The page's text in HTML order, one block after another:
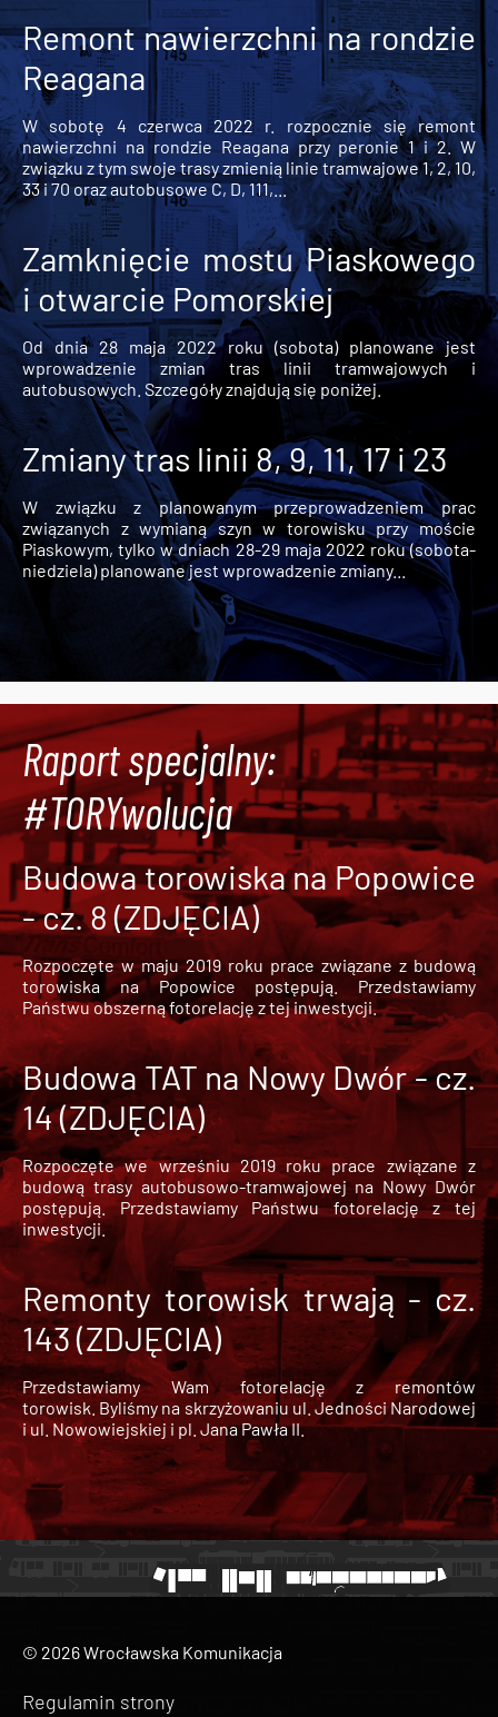
Remont nawierzchni na rondzie
Reagana
W sobotę 4 czerwca 2022 r. rozpocznie się remont
nawierzchni na rondzie Reagana przy peronie 1 i 2. W
związku z tym swoje trasy zmienią linie tramwajowe 1, 2, 10,
33 i 70 oraz autobusowe C, D, 111,...
Zamknięcie mostu Piaskowego
i otwarcie Pomorskiej
Od dnia 28 maja 2022 roku (sobota) planowane jest
wprowadzenie zmian tras linii tramwajowych i
autobusowych. Szczegóły znajdują się poniżej.
Zmiany tras linii 8, 9, 11, 17 i 23
W związku z planowanym przeprowadzeniem prac
związanych z wymianą szyn w torowisku przy moście
Piaskowym, tylko w dniach 28-29 maja 2022 roku (sobota-
niedziela) planowane jest wprowadzenie zmiany...
Raport specjalny:
#TORYwolucja
Budowa torowiska na Popowice
- cz. 8 (ZDJĘCIA)
Rozpoczęte w maju 2019 roku prace związane z budową
torowiska na Popowice
postępują. Przedstawiamy
Państwu obszerną fotorelację z tej inwestycji.
Budowa TAT na Nowy Dwór - cz.
14 (ZDJĘCIA)
Rozpoczęte we wrześniu 2019 roku prace związane z
budową trasy autobusowo-tramwajowej na Nowy Dwór
postępują. Przedstawiamy Państwu fotorelację z tej
inwestycji.
Remonty torowisk trwają - cz.
143 (ZDJĘCIA)
Przedstawiamy Wam fotorelację z remontów
torowisk. Byliśmy na skrzyżowaniu ul. Jedności Narodowej
i ul. Nowowiejskiej i pl. Jana Pawła II.
© 2026 Wrocławska Komunikacja
Regulamin strony